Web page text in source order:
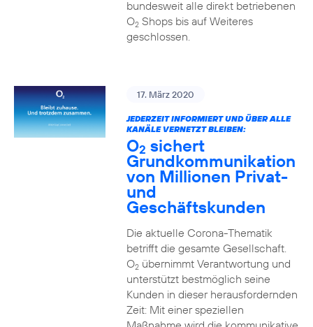
bundesweit alle direkt betriebenen
O2Shops bis auf Weiteres
geschlossen.
17. März 2020
JEDERZEIT INFORMIERT UND ÜBER ALLE
KANÄLE VERNETZT BLEIBEN:
O2 sichert
Grundkommunikation
von Millionen Privat-
und
Geschäftskunden
Die aktuelle Corona-Thematik
betrifft die gesamte Gesellschaft.
O2übernimmt Verantwortung und
unterstützt bestmöglich seine
Kunden in dieser herausfordernden
Zeit: Mit einer speziellen